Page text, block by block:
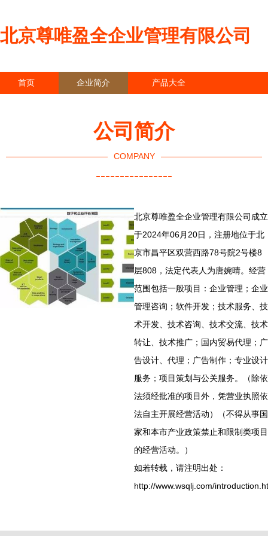
北京尊唯盈全企业管理有限公司
首页 企业简介 产品大全
公司简介
COMPANY
----------------
北京尊唯盈全企业管理有限公司成立
于2024年06月20日，注册地位于北
京市昌平区双营西路78号院2号楼8
层808，法定代表人为唐婉晴。经营
范围包括一般项目：企业管理；企业
管理咨询；软件开发；技术服务、技
术开发、技术咨询、技术交流、技术
转让、技术推广；国内贸易代理；广
告设计、代理；广告制作；专业设计
服务；项目策划与公关服务。（除依
法须经批准的项目外，凭营业执照依
法自主开展经营活动）（不得从事国
家和本市产业政策禁止和限制类项目
的经营活动。）
如若转载，请注明出处：
http://www.wsqlj.com/